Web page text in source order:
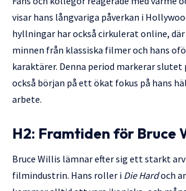
visar hans långvariga påverkan i
hyllningar har också cirkulerat online,
minnen från klassiska filmer och hans
karaktärer. Denna period markerar slutet
också början på ett ökat fokus på hans
arbete.
H2: Framtiden för Bruce
Bruce Willis lämnar efter sig ett starkt
filmindustrin. Hans roller i Die Hardoch